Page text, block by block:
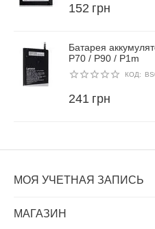
152 грн
Батарея
P70 / P90 / P1m
КОД:
241 грн
МОЯ УЧЕТНАЯ ЗАПИСЬ
МАГАЗИН